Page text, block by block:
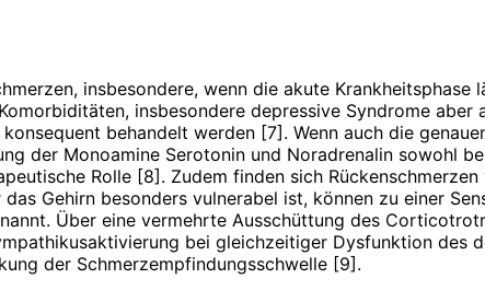
insbesondere, wenn die akute Krankheitsphase
insbesondere depressive Syndrome aber
behandelt werden [7]. Wenn auch die
der Monoamine Serotonin und Noradrenalin sowohl
Rolle [8]. Zudem finden sich
Gehirn besonders vulnerabel ist, können zu einer
Über eine vermehrte Ausschüttung des
bei gleichzeitiger Dysfunktion des
der Schmerzempfindungsschwelle [9].